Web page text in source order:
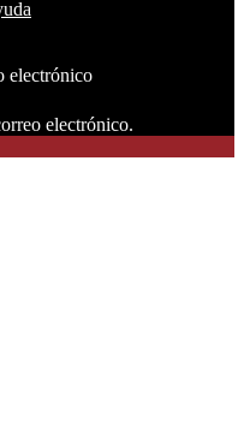
electrónico
electrónico.